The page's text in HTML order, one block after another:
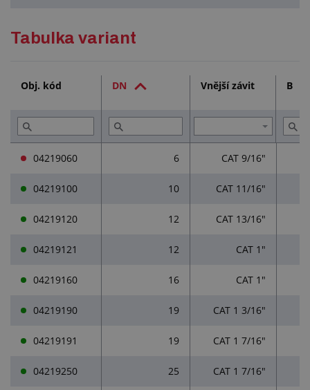
Tabulka variant
Obj. kód DN Vnější závit B
04219060 6 CAT 9/16"
04219100 10 CAT 11/16"
04219120 12 CAT 13/16"
04219121 12 CAT 1"
04219160 16 CAT 1"
04219190 19 CAT 1 3/16"
04219191 19 CAT 1 7/16"
04219250 25 CAT 1 7/16"